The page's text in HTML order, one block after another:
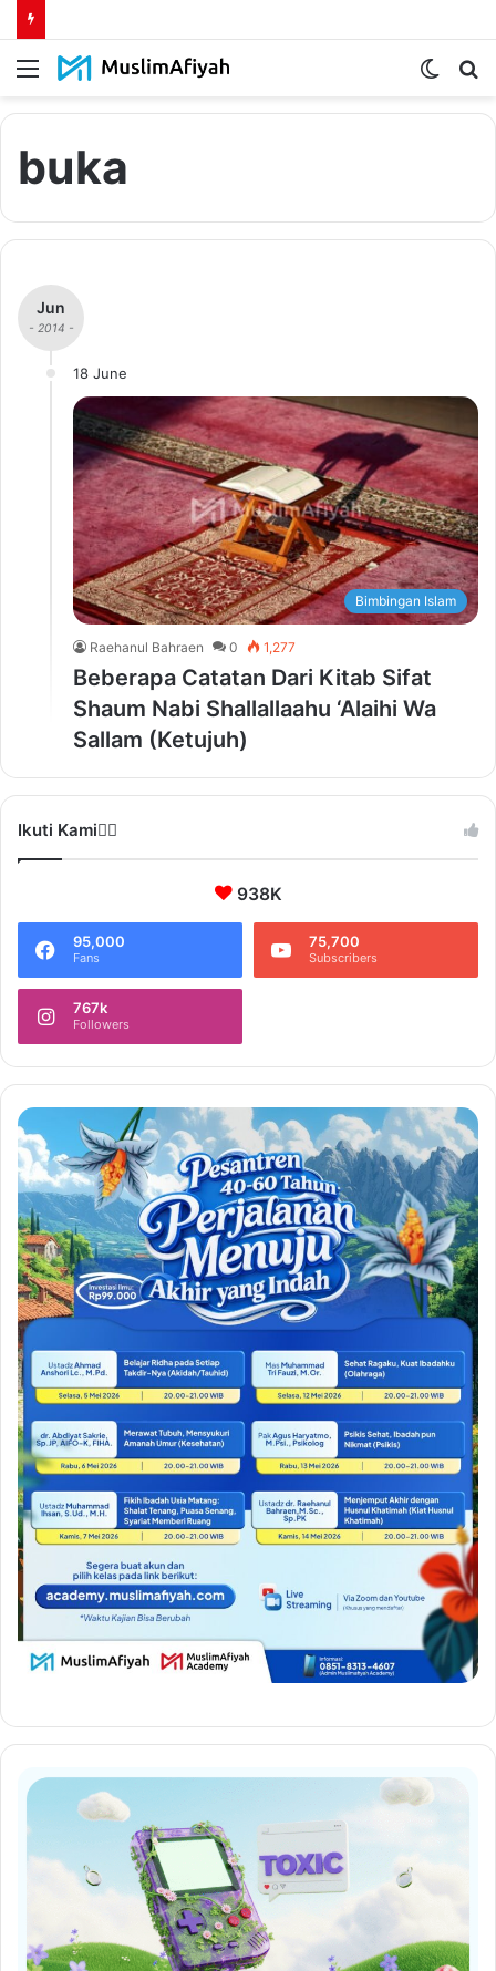
Menu
Switch
buka
Jun
- 2014 -
18 June
Bimbingan Islam
Raehanul Bahraen 0 1,277
Beberapa Catatan Dari Kitab Sifat
Shaum Nabi Shallallaahu ‘Alaihi Wa
Sallam (Ketujuh)
Ikuti Kami❤️‍🔥
938K
95,000
Fans
75,700
Subscribers
767k
Followers